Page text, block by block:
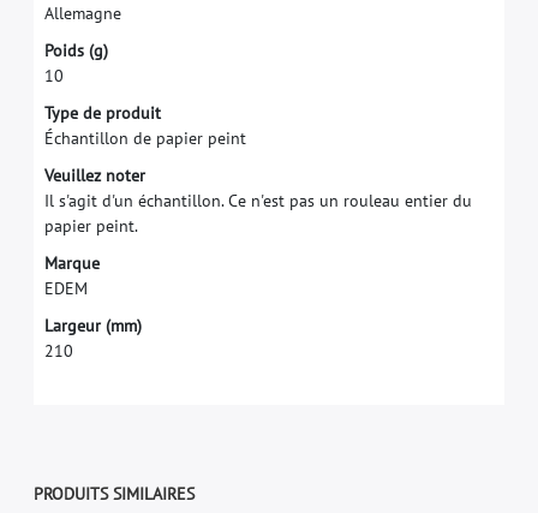
Allemagne
Poids (g)
10
Type de produit
Échantillon de papier peint
Veuillez noter
Il s'agit d'un échantillon. Ce n'est pas un rouleau entier du
papier peint.
Marque
EDEM
Largeur (mm)
210
PRODUITS SIMILAIRES